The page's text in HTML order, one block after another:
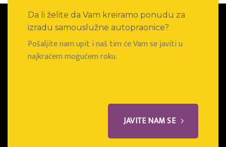
Da li želite da Vam kreiramo ponudu za
izradu samouslužne autopraonice?
Pošaljite nam upit i naš tim će Vam se javiti u
najkraćem mogućem roku.
JAVITE NAM SE